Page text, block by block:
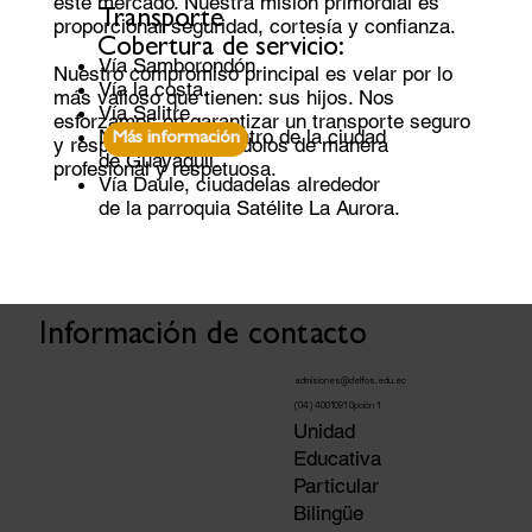
proporcionar seguridad, cortesía y confianza.
Nuestro compromiso principal es velar por lo
más valioso que tienen: sus hijos. Nos
esforzamos en garantizar un transporte seguro
y responsable, llevándolos de manera
profesional y respetuosa.
Transporte
Cobertura de servicio:
Vía Samborondón.
Vía la costa.
Vía Salitre
Norte, Sur y Centro de la ciudad
de Guayaquil.
Vía Daule, ciudadelas alrededor
de la parroquia Satélite La Aurora.
Más información
admisiones@delfos.edu.ec
(04) 4001081 Opción 1
Unidad
Educativa
Particular
Bilingüe
Información de contacto